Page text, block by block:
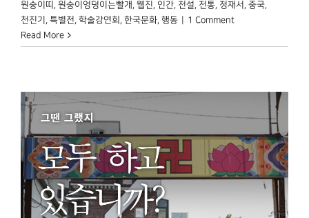
원숭이띠 , 원숭이엉덩이는빨개 , 웹진, 인간, 전설, 전통, 정재서 , 중국,
천진기 , 특별전, 학술강연회 , 한국문화, 행동
1 Comment
Read More